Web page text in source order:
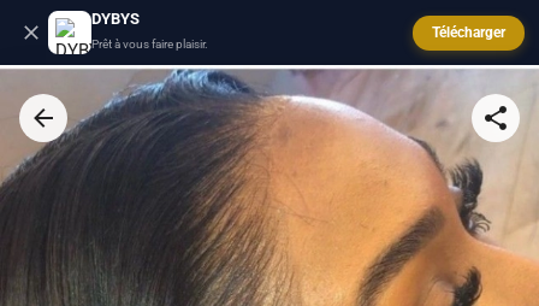
DYBYS
Prêt à vous faire plaisir.
Télécharger